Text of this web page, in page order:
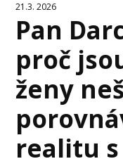
21.3. 2026
Pan
proč
ženy
realitu